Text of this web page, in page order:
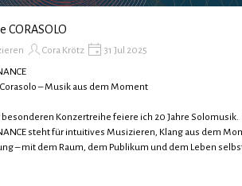
CORASOLO
Cora Krötz
31 Jul 2025
Corasolo – Musik aus dem Moment
besonderen Konzertreihe feiere ich 20 Jahre Solomusik.
steht für intuitives Musizieren, Klang aus dem
– mit dem Raum, dem Publikum und dem Leben
berühren und nähren von Musik, die nicht geplant ist,